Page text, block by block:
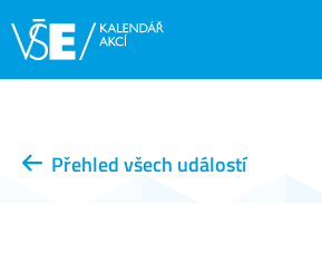
Přehled všech událostí